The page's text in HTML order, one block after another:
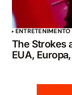
ENTRETENIMENTO
The Strokes
EUA,